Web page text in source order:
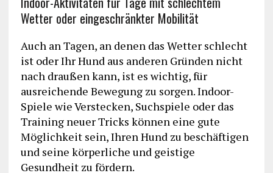
Wetter oder eingeschränkter Mobilität
Auch an Tagen, an denen das Wetter schlecht
ist oder Ihr Hund aus anderen Gründen nicht
nach draußen kann, ist es wichtig, für
ausreichende Bewegung zu sorgen. Indoor-
Spiele wie Verstecken, Suchspiele oder das
Training neuer Tricks können eine gute
Möglichkeit sein, Ihren Hund zu beschäftigen
und seine körperliche und geistige
Gesundheit zu fördern.